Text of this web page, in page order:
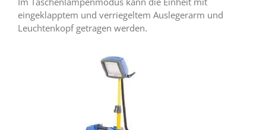
eingeklapptem und verriegeltem Auslegerarm und
Leuchtenkopf getragen werden.